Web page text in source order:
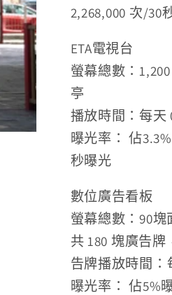
2,268,000 次/30
ETA電視台
螢幕總數：
亭
播放時間：每天
曝光率：佔
秒曝光
數位廣告看板
螢幕總數：90塊
共 180 塊廣告
告牌播放時間：
曝光率：佔5%